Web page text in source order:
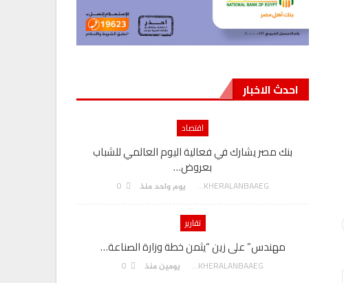
احدث الاخبار
اقتصاد
بنك مصر يشارك في فعالية اليوم العالمي للشباب
بعروض…
AKHERALANBAAEG يوم واحد منذ
تقارير
مهندس” على زين “يثمن خطة وزارة الصناعة…
AKHERALANBAAEG يومين منذ